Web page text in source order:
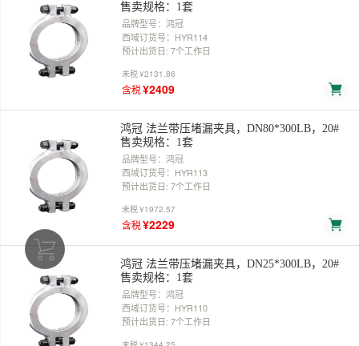
售卖规格：1套
品牌型号：鸿冠
西域订货号：HYR114
预计出货日: 7个工作日
未税¥2131.86
含税¥2409
鸿冠 法兰带压堵漏夹具，DN80*300LB，20#
售卖规格：1套
品牌型号：鸿冠
西域订货号：HYR113
预计出货日: 7个工作日
未税¥1972.57
含税¥2229
鸿冠 法兰带压堵漏夹具，DN25*300LB，20#
售卖规格：1套
品牌型号：鸿冠
西域订货号：HYR110
预计出货日: 7个工作日